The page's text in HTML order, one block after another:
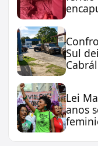
Sul
Lei
anos